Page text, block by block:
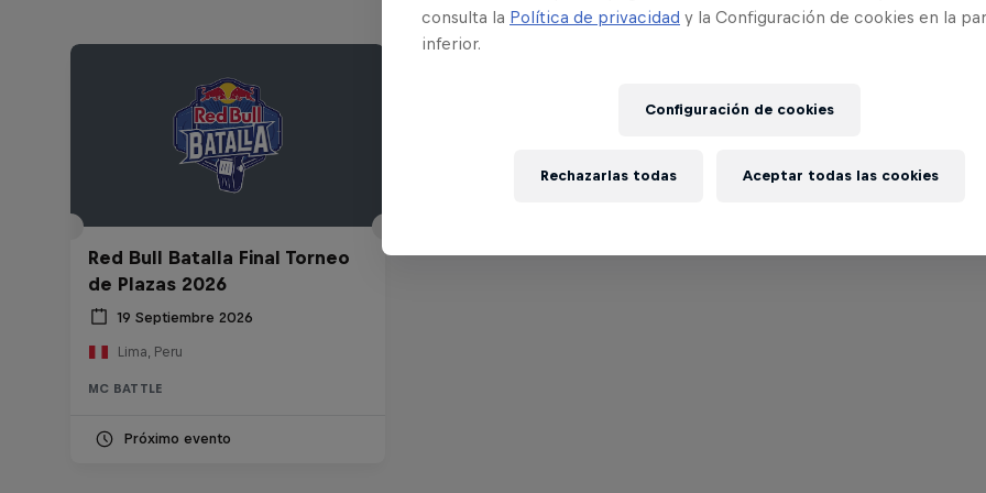
Red Bull Batalla Final Torneo
de Plazas 2026
19 Septiembre 2026
Lima, Peru
MC BATTLE
Próximo evento
consulta la Política de privacidad y la Configuración de cookies en la
inferior.
Configuración de cookies
Rechazarlas todas Aceptar todas las cookies